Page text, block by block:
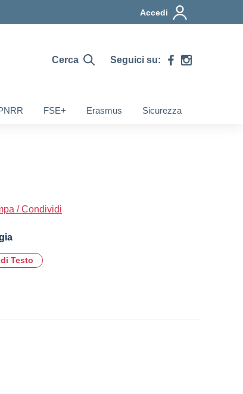
Accedi
Cerca Seguici su:
FSE+ Erasmus Sicurezza
/ Condividi
Testo